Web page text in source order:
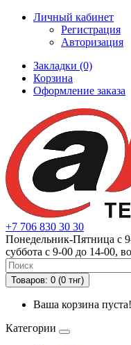
Личный кабинет
Регистрация
Авторизация
Закладки (0)
Корзина
Оформление заказа
+7 706 830 30 30
Понедельник-Пятница с
суббота с 9-00 до 14-00,
Товаров: 0 (0 тнг)
Ваша корзина пуста!
Категории